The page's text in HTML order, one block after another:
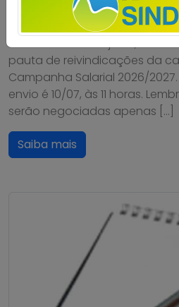
Os trabalhadores e
privadas de TI que
06 até o dia 10 de julho,
pauta de reivindicações da
Campanha Salarial 2026/
envio é 10/07, às 11 horas.
serão negociadas apenas […]
Saiba mais